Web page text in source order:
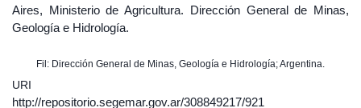
Aires, Ministerio de Agricultura. Dirección General de Minas,
Geología e Hidrología.
Fil: Dirección General de Minas, Geología e Hidrología; Argentina.
URI
http://repositorio.segemar.gov.ar/308849217/921